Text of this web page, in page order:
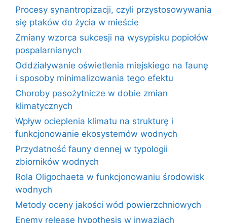
Procesy synantropizacji, czyli przystosowywania
się ptaków do życia w mieście
Zmiany wzorca sukcesji na wysypisku popiołów
pospalarnianych
Oddziaływanie oświetlenia miejskiego na faunę
i sposoby minimalizowania tego efektu
Choroby pasożytnicze w dobie zmian
klimatycznych
Wpływ ocieplenia klimatu na strukturę i
funkcjonowanie ekosystemów wodnych
Przydatność fauny dennej w typologii
zbiorników wodnych
Rola Oligochaeta w funkcjonowaniu środowisk
wodnych
Metody oceny jakości wód powierzchniowych
Enemy release hypothesis w inwazjach